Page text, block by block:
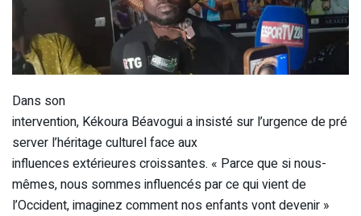
Dans son
intervention, Kékoura Béavogui a insisté sur l’urgence de pré
server l’héritage culturel face aux
influences extérieures croissantes. « Parce que si nous-
mêmes, nous sommes influencés par ce qui vient de
l’Occident, imaginez comment nos enfants vont devenir »